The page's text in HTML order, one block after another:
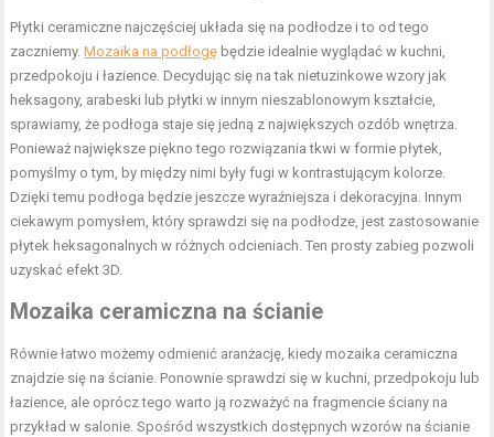
Płytki ceramiczne najczęściej układa się na podłodze i to od tego
zaczniemy.Mozaika na podłogę będzie idealnie wyglądać w kuchni,
przedpokoju i łazience. Decydując się na tak nietuzinkowe wzory jak
heksagony, arabeski lub płytki w innym nieszablonowym kształcie,
sprawiamy, że podłoga staje się jedną z największych ozdób wnętrza.
Ponieważ największe piękno tego rozwiązania tkwi w formie płytek,
pomyślmy o tym, by między nimi były fugi w kontrastującym kolorze.
Dzięki temu podłoga będzie jeszcze wyraźniejsza i dekoracyjna. Innym
ciekawym pomysłem, który sprawdzi się na podłodze, jest zastosowanie
płytek heksagonalnych w różnych odcieniach. Ten prosty zabieg pozwoli
uzyskać efekt 3D.
Mozaika ceramiczna na ścianie
Równie łatwo możemy odmienić aranżację, kiedy mozaika ceramiczna
znajdzie się na ścianie. Ponownie sprawdzi się w kuchni, przedpokoju lub
łazience, ale oprócz tego warto ją rozważyć na fragmencie ściany na
przykład w salonie. Spośród wszystkich dostępnych wzorów na ścianie